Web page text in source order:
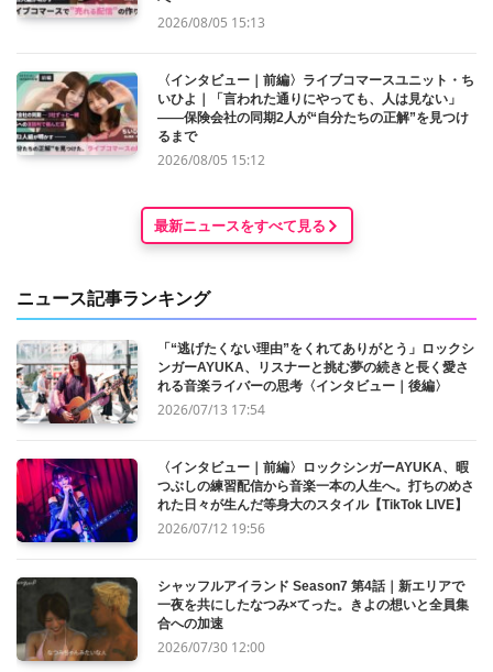
2026/08/05 15:13
〈インタビュー｜前編〉ライブコマースユニット・ち
いひよ｜「言われた通りにやっても、人は見ない」
——保険会社の同期2人が“自分たちの正解”を見つけ
るまで
2026/08/05 15:12
最新ニュースをすべて見る
ニュース記事ランキング
「“逃げたくない理由”をくれてありがとう」ロックシ
ンガーAYUKA、リスナーと挑む夢の続きと長く愛さ
れる音楽ライバーの思考〈インタビュー｜後編〉
2026/07/13 17:54
〈インタビュー｜前編〉ロックシンガーAYUKA、暇
つぶしの練習配信から音楽一本の人生へ。打ちのめさ
れた日々が生んだ等身大のスタイル【TikTok LIVE】
2026/07/12 19:56
シャッフルアイランド Season7 第4話｜新エリアで
一夜を共にしたなつみ×てった。きよの想いと全員集
合への加速
2026/07/30 12:00